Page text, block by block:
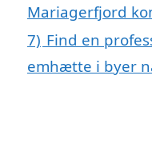
Mariagerfjord
7) Find en
emhætte i byer